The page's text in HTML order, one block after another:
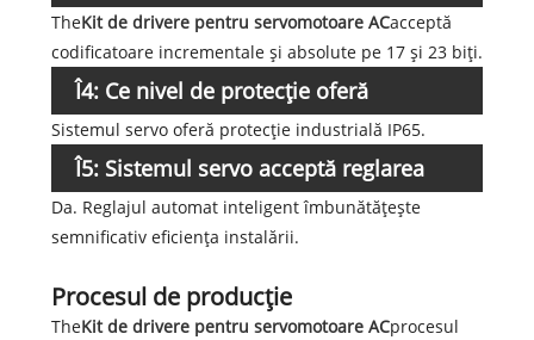
TheKit de drivere pentru servomotoare ACacceptă
codificatoare incrementale și absolute pe 17 și 23 biți.
Î4: Ce nivel de protecție oferă
servomotorul?
Sistemul servo oferă protecție industrială IP65.
Î5: Sistemul servo acceptă reglarea
automată?
Da. Reglajul automat inteligent îmbunătățește
semnificativ eficiența instalării.
Procesul de producție
TheKit de drivere pentru servomotoare ACprocesul